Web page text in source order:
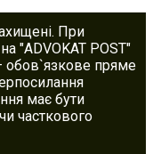
При
"ADVOKAT POST"
обов`язкове пряме
має бути
часткового